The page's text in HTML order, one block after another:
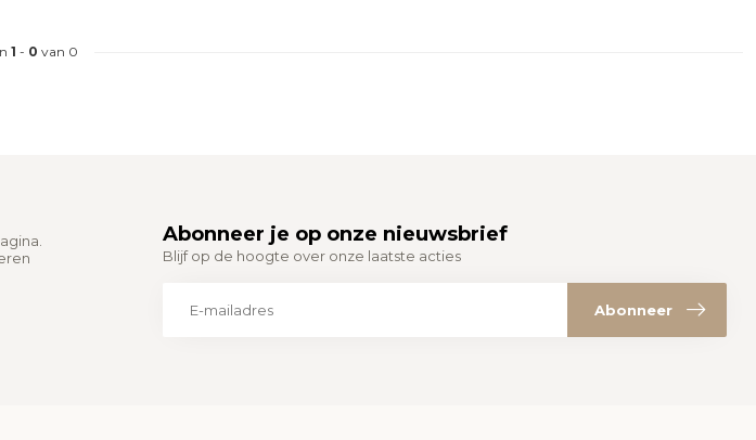
1 - 0 van 0
Abonneer je op onze nieuwsbrief
Blijf op de hoogte over onze laatste acties
Abonneer